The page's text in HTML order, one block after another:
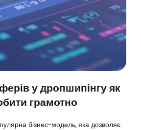
у дропшипінгу як
грамотно
бізнес-модель, яка дозволяє